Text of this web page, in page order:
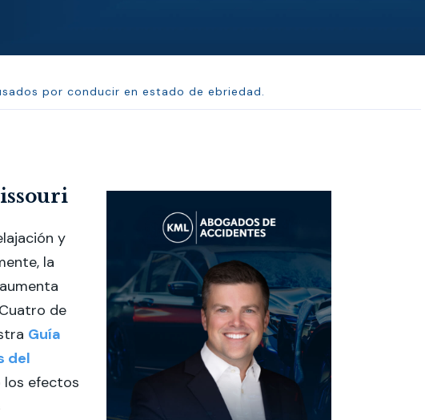
por conducir en estado de ebriedad.
y
la
de
Guía
del
los efectos